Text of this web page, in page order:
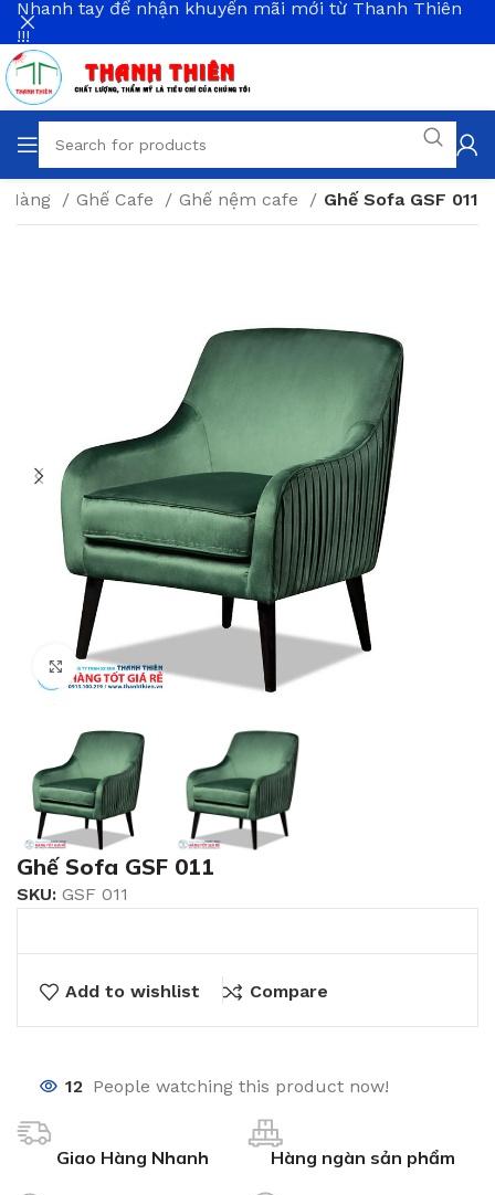
Hàng Ghế Cafe Ghế nệm cafe Ghế Sofa GSF 011
Click to enlarge
Ghế Sofa GSF 011
SKU: GSF 011
Add to wishlist Compare
12 People watching this product now!
Giao Hàng Nhanh Hàng ngàn sản phẩm
Nhanh tay để nhận khuyến mãi mới từ Thanh Thiên
!!!